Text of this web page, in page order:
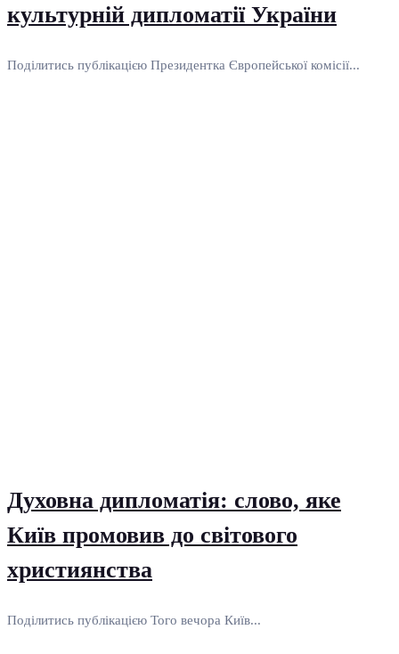
культурній дипломатії України
Поділитись публікацією Президентка Європейської комісії...
Духовна дипломатія: слово, яке
Київ промовив до світового
християнства
Поділитись публікацією Того вечора Київ...